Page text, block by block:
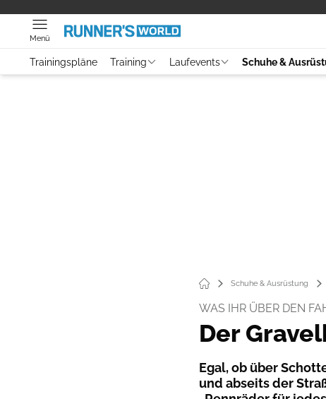
Menü
Trainingspläne Training Laufevents Schuhe &
Schuhe & Ausrüstung
WAS IHR ÜBER DEN
Der
Egal, ob über
und abseits der